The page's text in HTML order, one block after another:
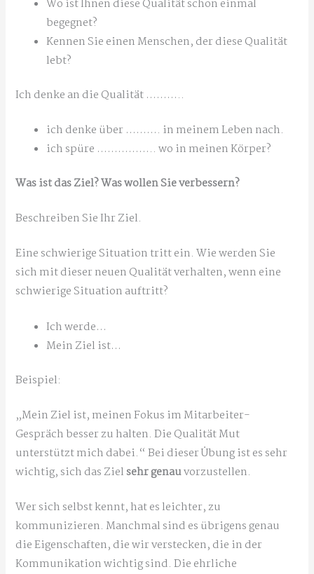
Wo ist Ihnen diese Qualität schon einmal
begegnet?
Kennen Sie einen Menschen, der diese Qualität
lebt?
Ich denke an die Qualität ………..
ich denke über ………. in meinem Leben nach.
ich spüre …………….. wo in meinen Körper?
Was ist das Ziel? Was wollen Sie verbessern?
Beschreiben Sie Ihr Ziel.
Eine schwierige Situation tritt ein. Wie werden Sie
sich mit dieser neuen Qualität verhalten, wenn eine
schwierige Situation auftritt?
Ich werde…
Mein Ziel ist…
Beispiel:
„Mein Ziel ist, meinen Fokus im Mitarbeiter-
Gespräch besser zu halten. Die Qualität Mut
unterstützt mich dabei.“ Bei dieser Übung ist es sehr
wichtig, sich das Ziel sehr genauvorzustellen.
Wer sich selbst kennt, hat es leichter, zu
kommunizieren. Manchmal sind es übrigens genau
die Eigenschaften, die wir verstecken, die in der
Kommunikation wichtig sind. Die ehrliche